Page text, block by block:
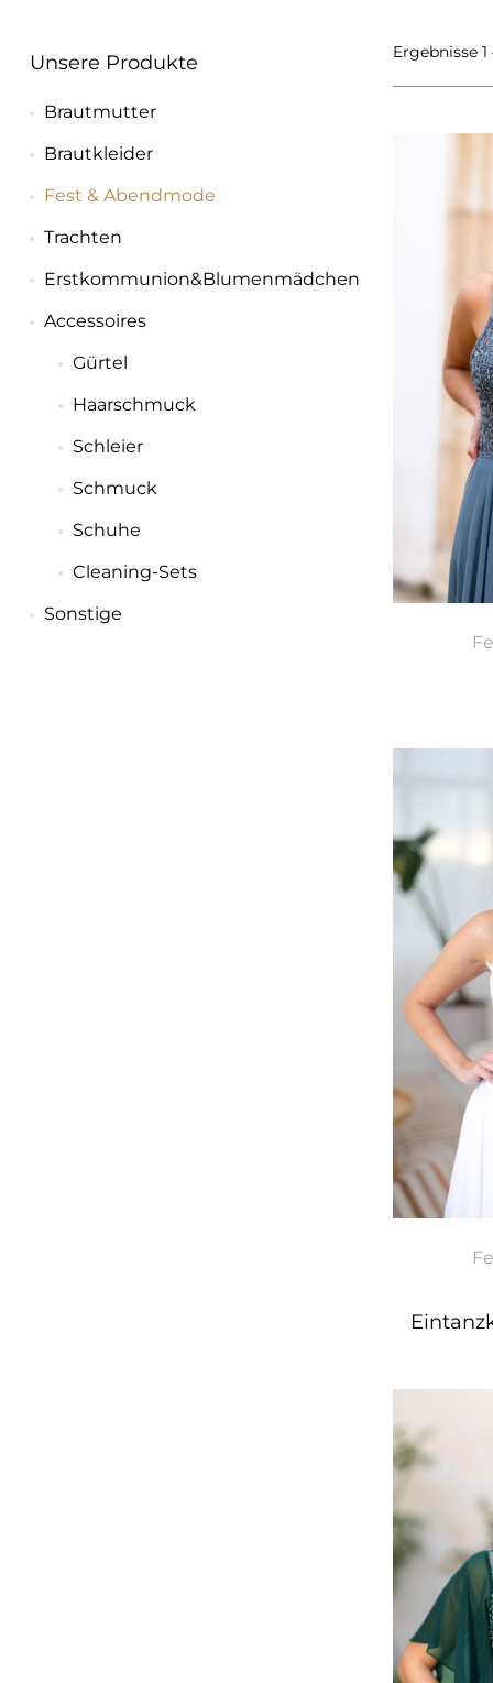
Ergebnisse
Unsere Produkte
Brautmutter
Brautkleider
Fest & Abendmode
Trachten
Erstkommunion&Blumenmädchen
Accessoires
Gürtel
Haarschmuck
Schleier
Schmuck
Schuhe
Cleaning-Sets
Sonstige